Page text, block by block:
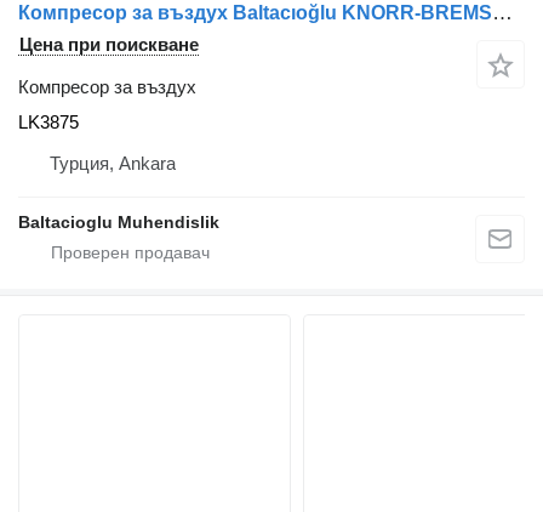
Компресор за въздух Baltacıoğlu KNORR-BREMSE LK3875 за автобус
Цена при поискване
Компресор за въздух
LK3875
Турция, Ankara
Baltacioglu Muhendislik